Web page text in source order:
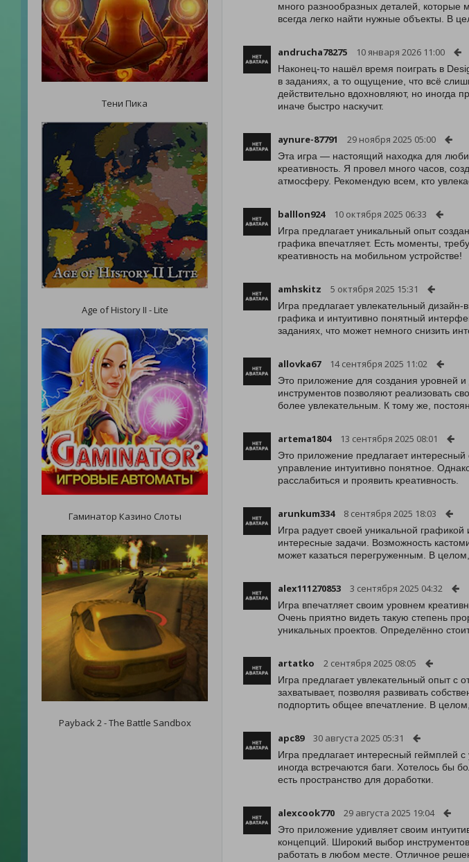
Тени Пика
Age of History II - Lite
Гаминатор Казино Слоты
Payback 2 - The Battle Sandbox
много разнообразных деталей, которые
всегда легко найти нужные объекты. В
andrucha78275 10 января 2026 11:00
Наконец-то нашёл время поиграть в
в заданиях, а то ощущение, что всё
действительно вдохновляют, но иногда
иначе быстро наскучит.
aynure-87791 29 ноября 2025 05:00
Эта игра — настоящий находка для
креативность. Я провел много часов,
атмосферу. Рекомендую всем, кто
balllon924 10 октября 2025 06:33
Игра предлагает уникальный опыт
графика впечатляет. Есть моменты,
креативность на мобильном устройстве!
amhskitz 5 октября 2025 15:31
Игра предлагает увлекательный
графика и интуитивно понятный
заданиях, что может немного снизить
allovka67 14 сентября 2025 11:02
Это приложение для создания уровней
инструментов позволяют реализовать
более увлекательным. К тому же,
artema1804 13 сентября 2025 08:01
Это приложение предлагает интересный
управление интуитивно понятное.
расслабиться и проявить креативность.
arunkum334 8 сентября 2025 18:03
Игра радует своей уникальной
интересные задачи. Возможность
может казаться перегруженным. В
alex111270853 3 сентября 2025 04:32
Игра впечатляет своим уровнем
Очень приятно видеть такую степень
уникальных проектов. Определённо
artatko 2 сентября 2025 08:05
Игра предлагает увлекательный опыт с
захватывает, позволяя развивать
подпортить общее впечатление. В
apc89 30 августа 2025 05:31
Игра предлагает интересный геймплей
иногда встречаются баги. Хотелось бы
есть пространство для доработки.
alexcook770 29 августа 2025 19:04
Это приложение удивляет своим
концепций. Широкий выбор
работать в любом месте. Отличное